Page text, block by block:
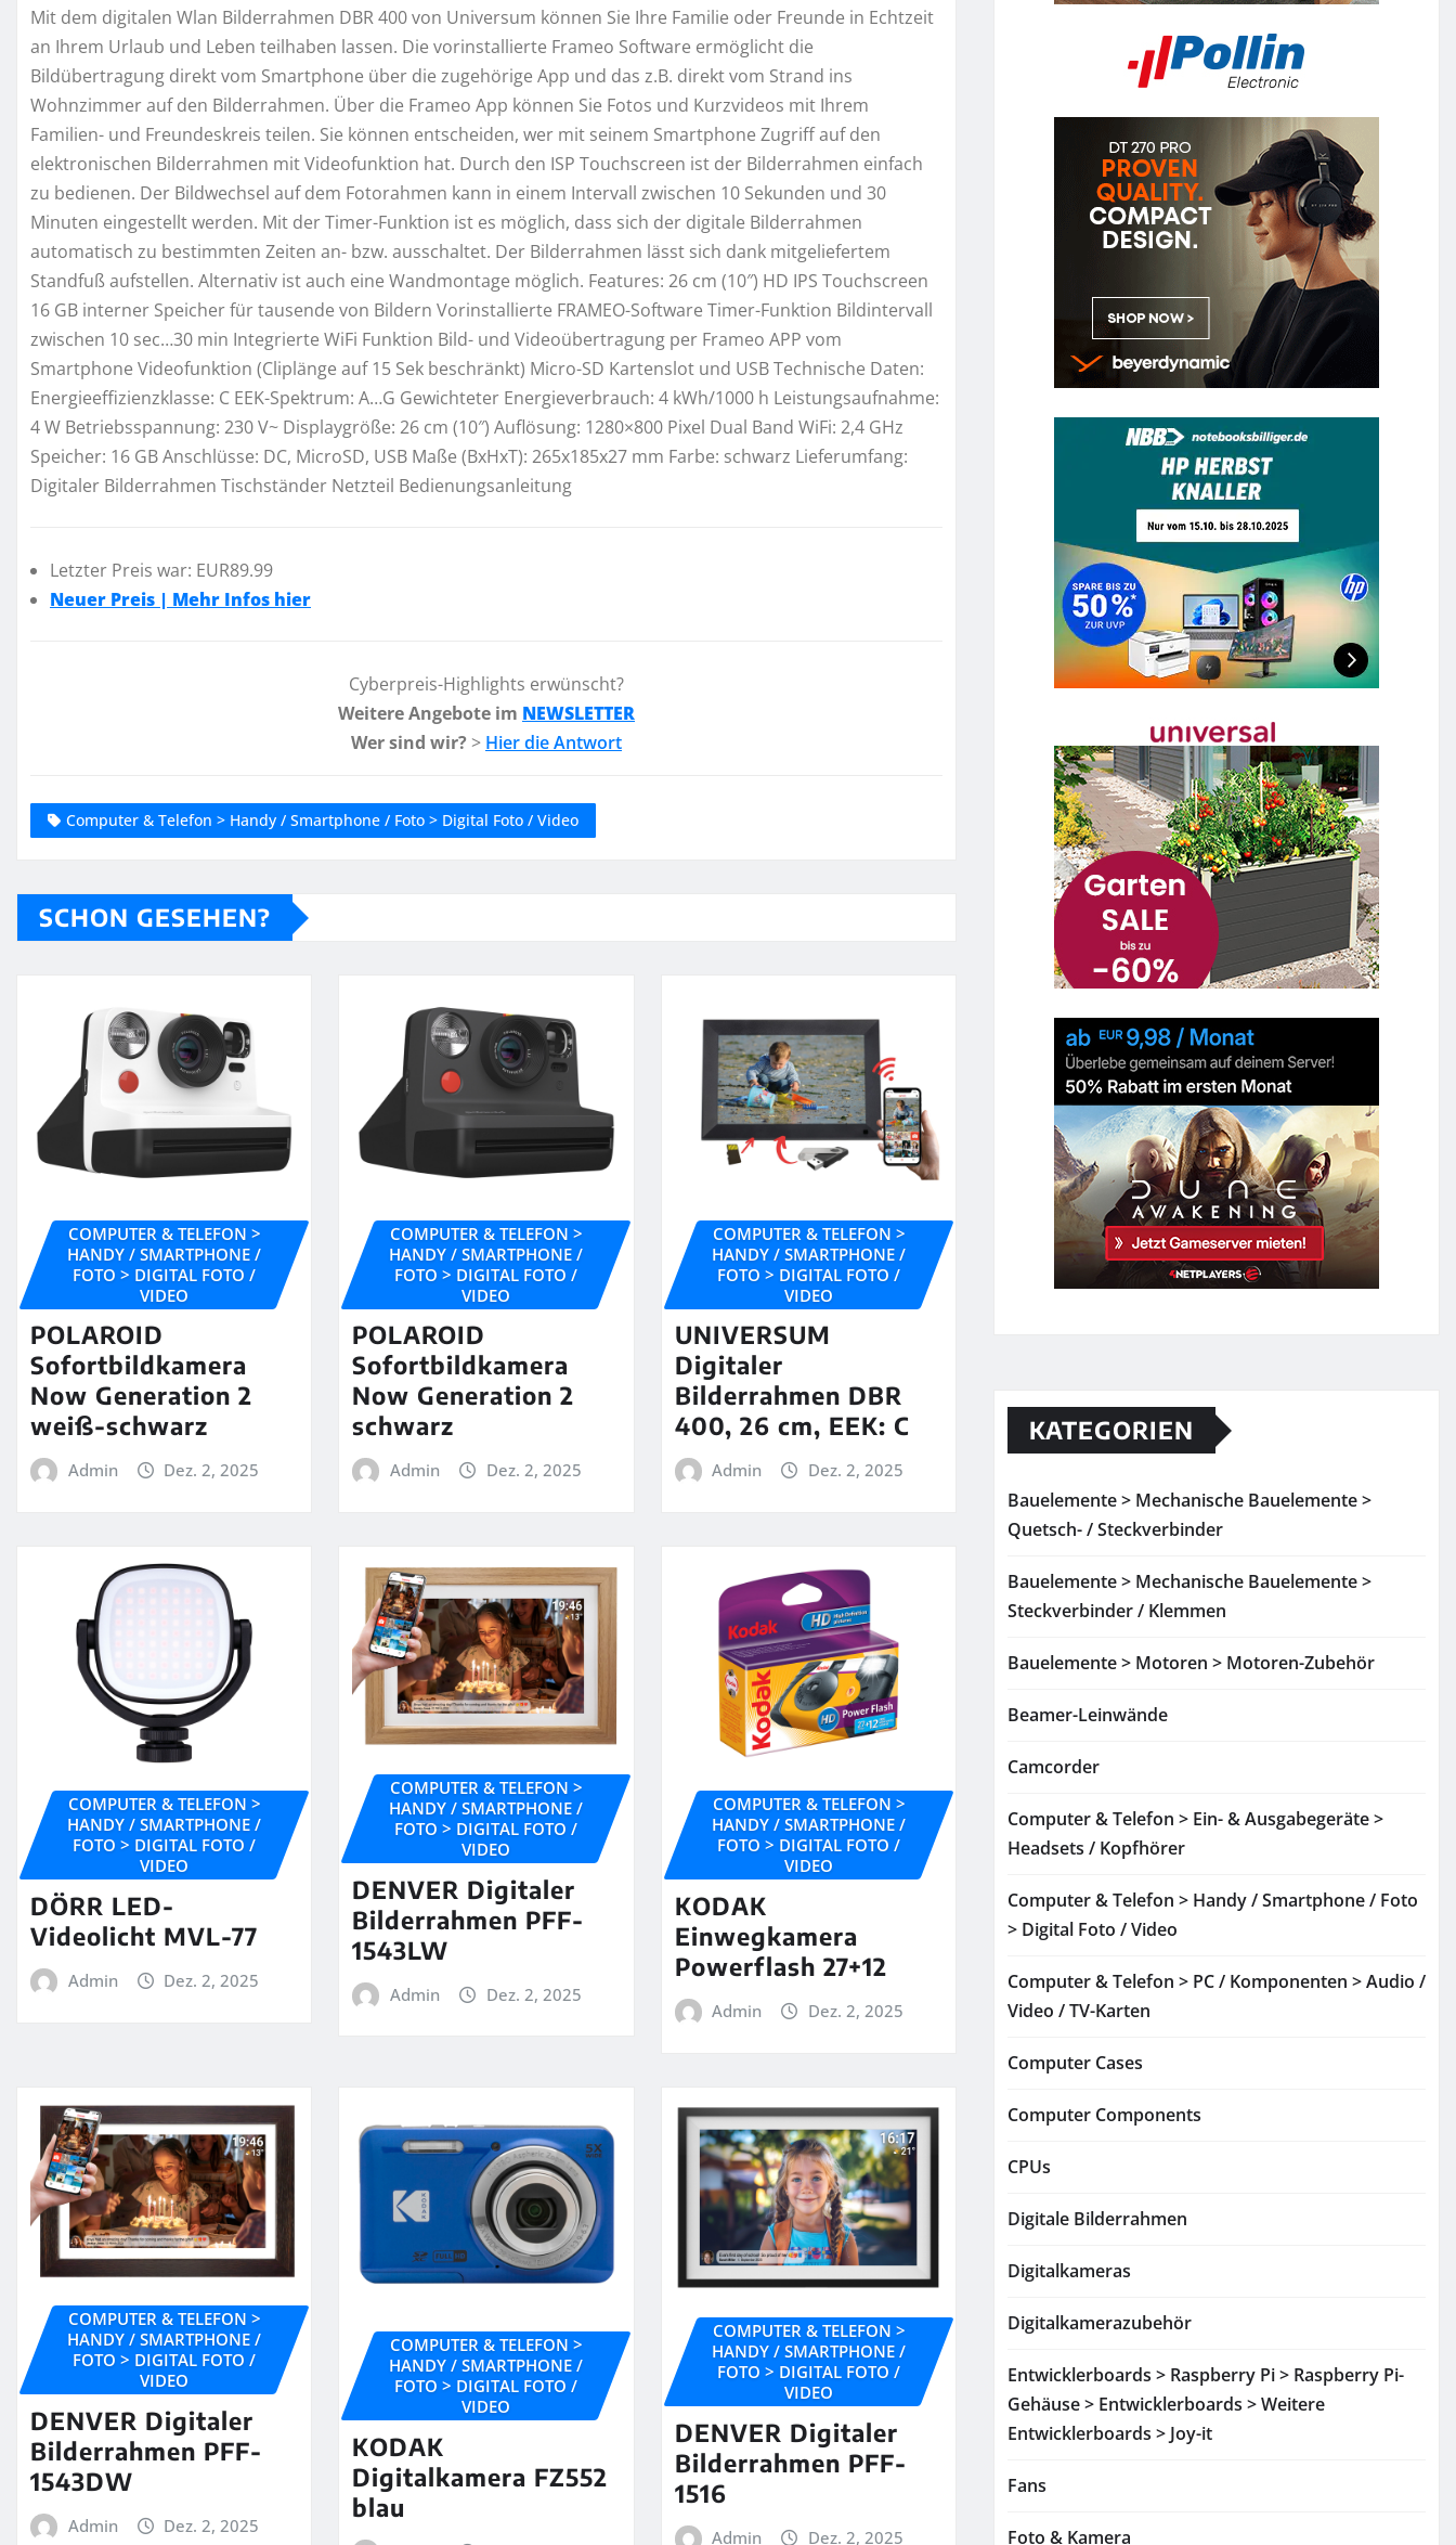
Mit dem digitalen Wlan Bilderrahmen DBR 400 von Universum können Sie Ihre Familie oder Freunde in Echtzeit
an Ihrem Urlaub und Leben teilhaben lassen. Die vorinstallierte Frameo Software ermöglicht die
Bildübertragung direkt vom Smartphone über die zugehörige App und das z.B. direkt vom Strand ins
Wohnzimmer auf den Bilderrahmen. Über die Frameo App können Sie Fotos und Kurzvideos mit Ihrem
Familien- und Freundeskreis teilen. Sie können entscheiden, wer mit seinem Smartphone Zugriff auf den
elektronischen Bilderrahmen mit Videofunktion hat. Durch den ISP Touchscreen ist der Bilderrahmen einfach
zu bedienen. Der Bildwechsel auf dem Fotorahmen kann in einem Intervall zwischen 10 Sekunden und 30
Minuten eingestellt werden. Mit der Timer-Funktion ist es möglich, dass sich der digitale Bilderrahmen
automatisch zu bestimmten Zeiten an- bzw. ausschaltet. Der Bilderrahmen lässt sich dank mitgeliefertem
Standfuß aufstellen. Alternativ ist auch eine Wandmontage möglich. Features: 26 cm (10″) HD IPS Touchscreen
16 GB interner Speicher für tausende von Bildern Vorinstallierte FRAMEO-Software Timer-Funktion Bildintervall
zwischen 10 sec…30 min Integrierte WiFi Funktion Bild- und Videoübertragung per Frameo APP vom
Smartphone Videofunktion (Cliplänge auf 15 Sek beschränkt) Micro-SD Kartenslot und USB Technische Daten:
Energieeffizienzklasse: C EEK-Spektrum: A…G Gewichteter Energieverbrauch: 4 kWh/1000 h Leistungsaufnahme:
4 W Betriebsspannung: 230 V~ Displaygröße: 26 cm (10″) Auflösung: 1280×800 Pixel Dual Band WiFi: 2,4 GHz
Speicher: 16 GB Anschlüsse: DC, MicroSD, USB Maße (BxHxT): 265x185x27 mm Farbe: schwarz Lieferumfang:
Digitaler Bilderrahmen Tischständer Netzteil Bedienungsanleitung
Letzter Preis war: EUR89.99
Neuer Preis | Mehr Infos hier
Cyberpreis-Highlights erwünscht?
Weitere Angebote im NEWSLETTER
Wer sind wir? > Hier die Antwort
Computer & Telefon > Handy / Smartphone / Foto > Digital Foto / Video
SCHON GESEHEN?
COMPUTER & TELEFON >
HANDY / SMARTPHONE /
FOTO > DIGITAL FOTO /
VIDEO
POLAROID
Sofortbildkamera
Now Generation 2
weiß-schwarz
Admin Dez. 2, 2025
COMPUTER & TELEFON >
HANDY / SMARTPHONE /
FOTO > DIGITAL FOTO /
VIDEO
POLAROID
Sofortbildkamera
Now Generation 2
schwarz
Admin Dez. 2, 2025
COMPUTER & TELEFON >
HANDY / SMARTPHONE /
FOTO > DIGITAL FOTO /
VIDEO
UNIVERSUM
Digitaler
Bilderrahmen DBR
400, 26 cm, EEK: C
Admin Dez. 2, 2025
COMPUTER & TELEFON >
HANDY / SMARTPHONE /
FOTO > DIGITAL FOTO /
VIDEO
DÖRR LED-
Videolicht MVL-77
Admin Dez. 2, 2025
COMPUTER & TELEFON >
HANDY / SMARTPHONE /
FOTO > DIGITAL FOTO /
VIDEO
DENVER Digitaler
Bilderrahmen PFF-
1543LW
Admin Dez. 2, 2025
COMPUTER & TELEFON >
HANDY / SMARTPHONE /
FOTO > DIGITAL FOTO /
VIDEO
KODAK
Einwegkamera
Powerflash 27+12
Admin Dez. 2, 2025
COMPUTER & TELEFON >
HANDY / SMARTPHONE /
FOTO > DIGITAL FOTO /
VIDEO
DENVER Digitaler
Bilderrahmen PFF-
1543DW
Admin Dez. 2, 2025
COMPUTER & TELEFON >
HANDY / SMARTPHONE /
FOTO > DIGITAL FOTO /
VIDEO
KODAK
Digitalkamera FZ552
blau
COMPUTER & TELEFON >
HANDY / SMARTPHONE /
FOTO > DIGITAL FOTO /
VIDEO
DENVER Digitaler
Bilderrahmen PFF-
1516
Admin Dez. 2, 2025
KATEGORIEN
Bauelemente > Mechanische Bauelemente >
Quetsch- / Steckverbinder
Bauelemente > Mechanische Bauelemente >
Steckverbinder / Klemmen
Bauelemente > Motoren > Motoren-Zubehör
Beamer-Leinwände
Camcorder
Computer & Telefon > Ein- & Ausgabegeräte >
Headsets / Kopfhörer
Computer & Telefon > Handy / Smartphone / Foto
> Digital Foto / Video
Computer & Telefon > PC / Komponenten > Audio /
Video / TV-Karten
Computer Cases
Computer Components
CPUs
Digitale Bilderrahmen
Digitalkameras
Digitalkamerazubehör
Entwicklerboards > Raspberry Pi > Raspberry Pi-
Gehäuse > Entwicklerboards > Weitere
Entwicklerboards > Joy-it
Fans
Foto & Kamera